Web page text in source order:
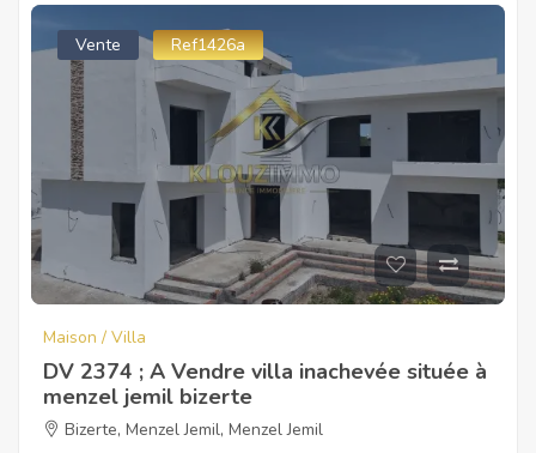
Vente Ref1426a
Maison / Villa
DV 2374 ; A Vendre villa inachevée située à
menzel jemil bizerte
Bizerte, Menzel Jemil, Menzel Jemil